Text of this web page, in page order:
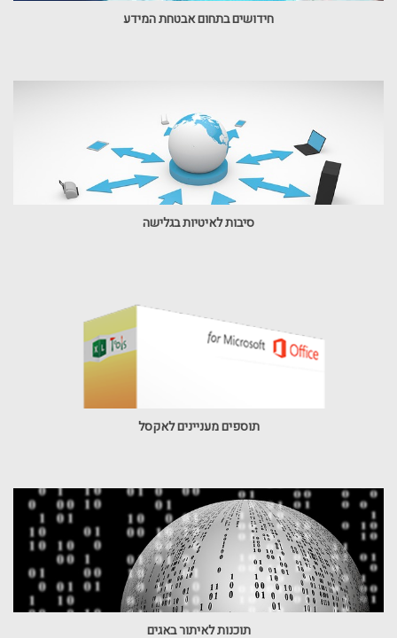
חידושים בתחום אבטחת המידע
סיבות לאיטיות בגלישה
תוספים מעניינים לאקסל
תוכנות לאיתור באגים